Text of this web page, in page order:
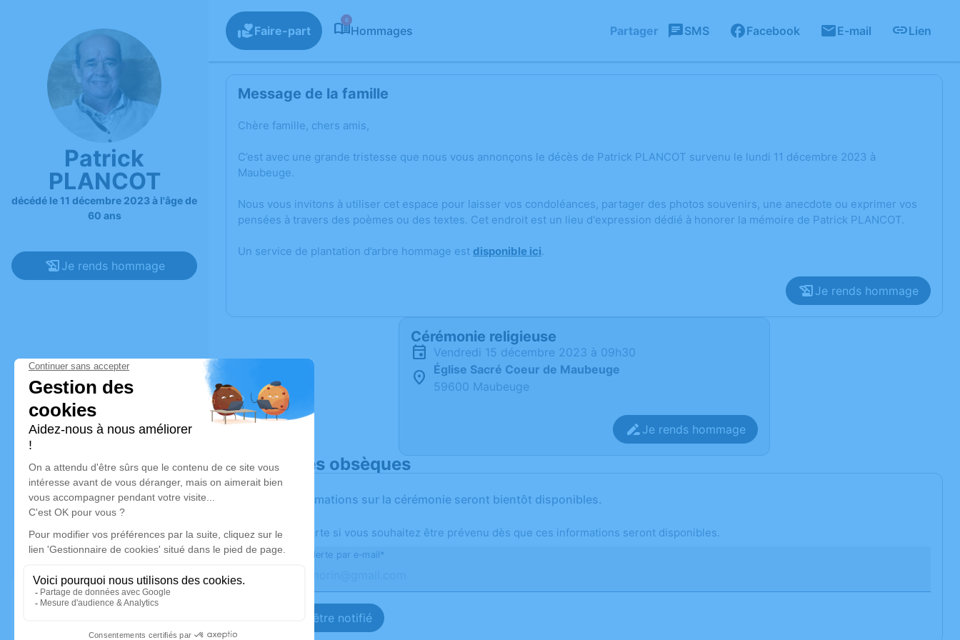
Patrick
PLANCOT
décédé le 11 décembre 2023 à l'âge de
60 ans
Je rends hommage
Faire-part
6
Hommages Partager SMS Facebook E-mail Lien
Message de la famille
Chère famille, chers amis,
C’est avec une grande tristesse que nous vous annonçons le décès de Patrick PLANCOT survenu le lundi 11 décembre 2023 à
Maubeuge.
Nous vous invitons à utiliser cet espace pour laisser vos condoléances, partager des photos souvenirs, une anecdote ou exprimer vos
pensées à travers des poèmes ou des textes. Cet endroit est un lieu d'expression dédié à honorer la mémoire de Patrick PLANCOT.
Un service de plantation d’arbre hommage est disponible ici.
Je rends hommage
Cérémonie religieuse
vendredi 15 décembre 2023 à 09h30
Église Sacré Coeur de Maubeuge
59600 Maubeuge
Je rends hommage
Déroulé des obsèques
Les informations sur la cérémonie seront bientôt disponibles.
Activez une alerte si vous souhaitez être prévenu dès que ces informations seront disponibles.
Recevoir une alerte par e-mail*
Je veux être notifié